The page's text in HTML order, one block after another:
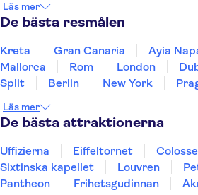
Sverige
Thailand
Läs mer
De bästa resmålen
Kreta Gran Canaria Ayia
Mallorca
Rom London
Split
Berlin New York
Uppsala
Helsingborg
Läs mer
De bästa attraktionerna
Uffizierna Eiffeltornet
Sixtinska kapellet
Louvren
Pantheon
Frihetsgudinnan